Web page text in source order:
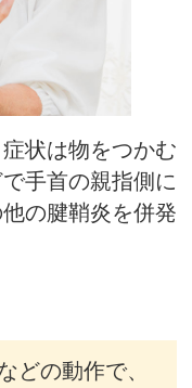
状は物をつかむ
手首の親指側に
の腱鞘炎を併発
どの動作で、